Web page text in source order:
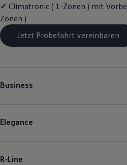
Updates für
Vorgängermodelle
Volkswagen
✓ Climatronic ( 1-Zonen ) mit
Zonen )
Jetzt Probefahrt vereinbaren
Business
Elegance
R‑Line